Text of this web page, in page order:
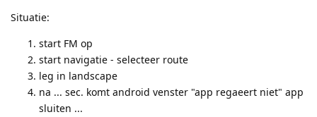
Situatie:
start FM op
start navigatie - selecteer route
leg in landscape
na ... sec. komt android venster "app regaeert niet" app
sluiten ...